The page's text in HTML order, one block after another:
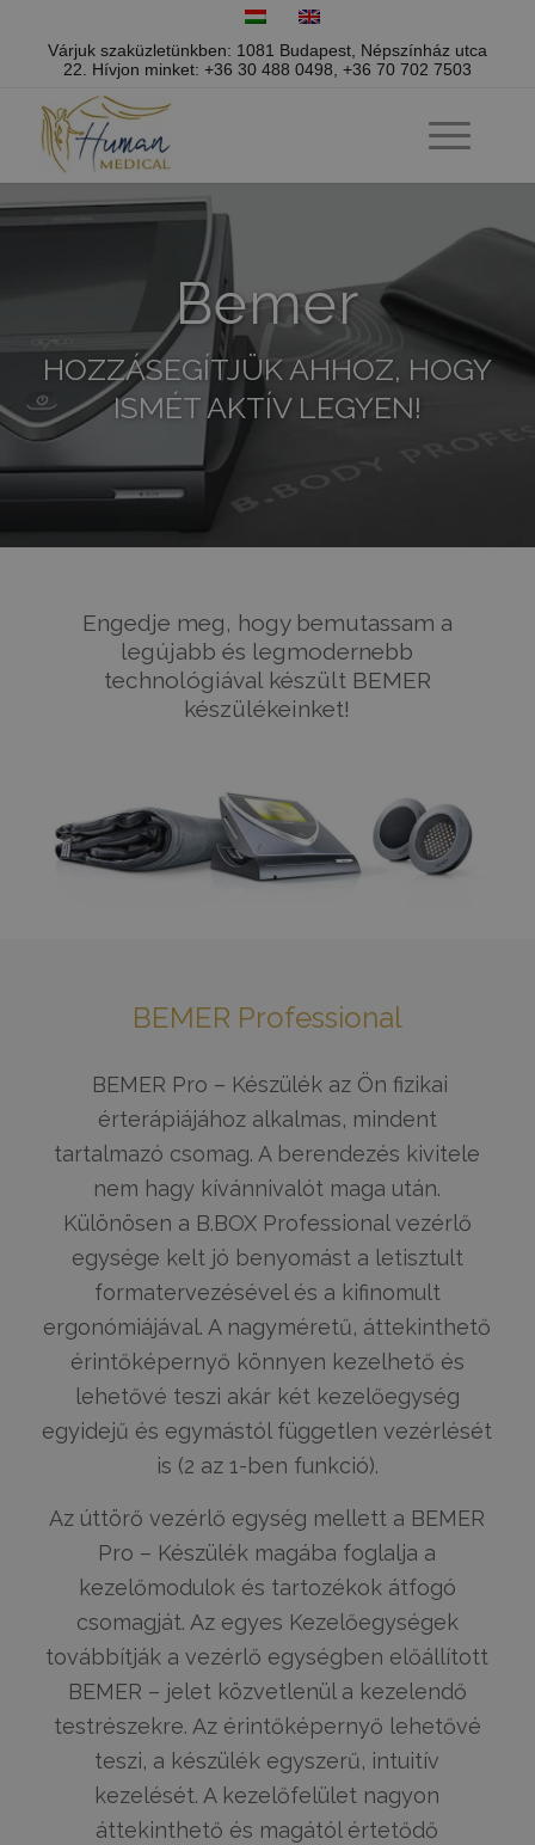
Várjuk szaküzletünkben: 1081 Budapest, Népszínház utca
22. Hívjon minket: +36 30 488 0498 +36 70 702 7503
Bemer
HOZZÁSEGÍTJÜK AHHOZ, HOGY
ISMÉT AKTÍV LEGYEN!
Engedje meg, hogy bemutassam a
legújabb és legmodernebb
technológiával készült BEMER
készülékeinket!
BEMER Professional
BEMER Pro – Készülék az Ön fizikai
érterápiájához alkalmas, mindent
tartalmazó csomag. A berendezés kivitele
nem hagy kívánnivalót maga után.
Különösen a B.BOX Professional vezérlő
egysége kelt jó benyomást a letisztult
formatervezésével és a kifinomult
ergonómiájával. A nagyméretű, áttekinthető
érintőképernyő könnyen kezelhető és
lehetővé teszi akár két kezelőegység
egyidejű és egymástól független vezérlését
is (2 az 1-ben funkció).
Az úttörő vezérlő egység mellett a BEMER
Pro – Készülék magába foglalja a
kezelőmodulok és tartozékok átfogó
csomagját. Az egyes Kezelőegységek
továbbítják a vezérlő egységben előállított
BEMER – jelet közvetlenül a kezelendő
testrészekre. Az érintőképernyő lehetővé
teszi, a készülék egyszerű, intuitív
kezelését. A kezelőfelület nagyon
áttekinthető és magától értetődő